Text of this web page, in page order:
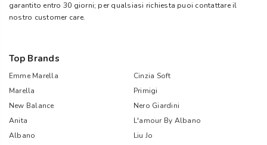
garantito entro 30 giorni; per qualsiasi richiesta puoi contattare il
nostro customer care.
Top Brands
Emme Marella
Cinzia Soft
Marella
Primigi
New Balance
Nero Giardini
Anita
L'amour By Albano
Albano
Liu Jo